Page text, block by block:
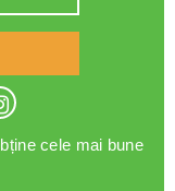
cele mai bune